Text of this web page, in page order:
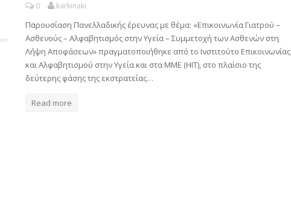
0 karkinaki
Παρουσίαση Πανελλαδικής έρευνας με θέμα: «Επικοινωνία Γιατρού –
Ασθενούς – Αλφαβητισμός στην Υγεία – Συμμετοχή των Ασθενών στη
Λήψη Αποφάσεων» πραγματοποιήθηκε από το Ινστιτούτο Επικοινωνίας
και Αλφαβητισμού στην Υγεία και στα ΜΜΕ (HIT), στο πλαίσιο της
δεύτερης φάσης της εκστρατείας…
Read more